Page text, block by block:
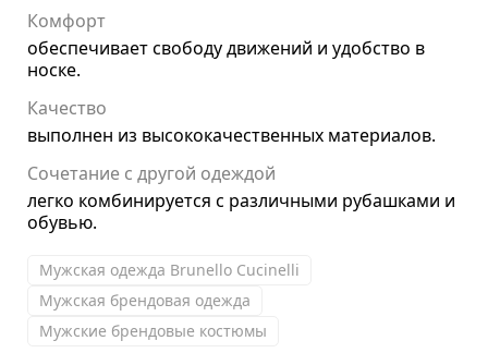
Комфорт
обеспечивает свободу движений и удобство в
носке.
Качество
выполнен из высококачественных материалов.
Сочетание с другой одеждой
легко комбинируется с различными рубашками и
обувью.
Мужская одежда Brunello Cucinelli
Мужская брендовая одежда
Мужские брендовые костюмы